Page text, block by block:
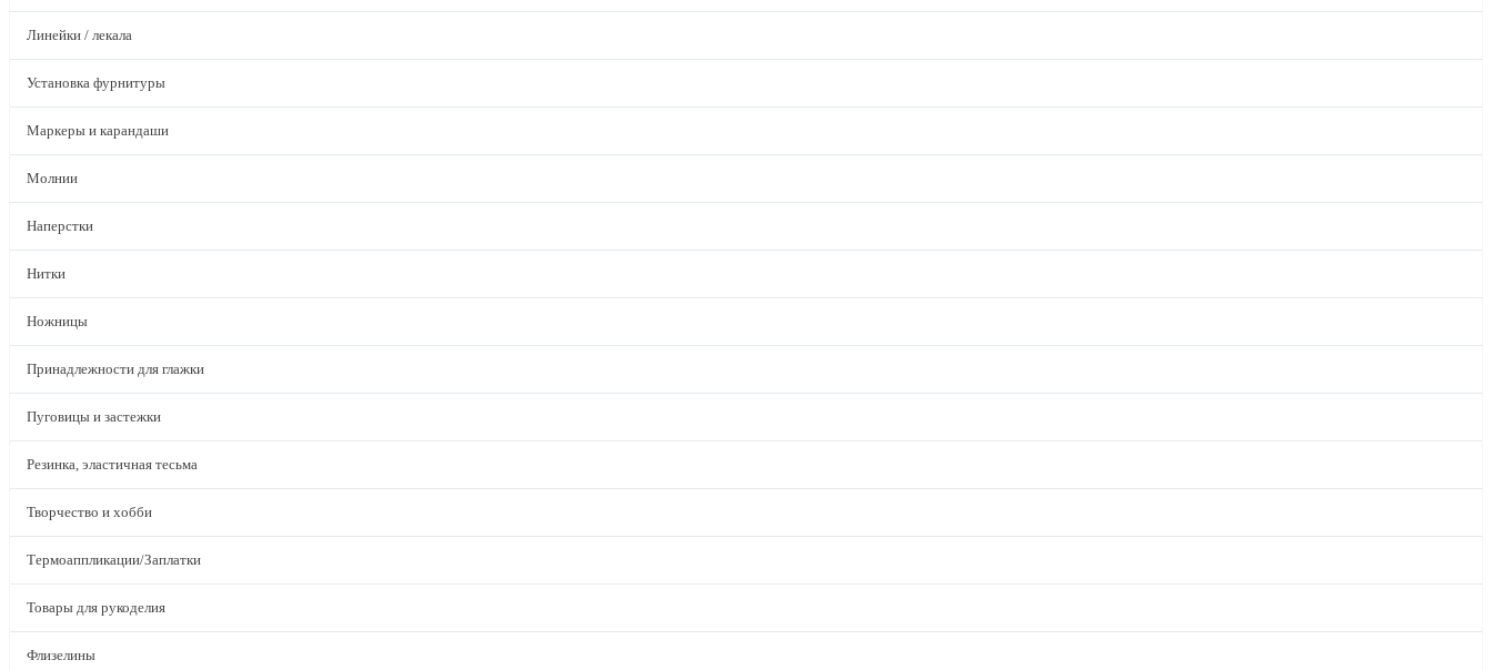
Линейки / лекала
Установка фурнитуры
Маркеры и карандаши
Молнии
Наперстки
Нитки
Ножницы
Принадлежности для глажки
Пуговицы и застежки
Резинка, эластичная тесьма
Творчество и хобби
Термоаппликации/Заплатки
Товары для рукоделия
Флизелины